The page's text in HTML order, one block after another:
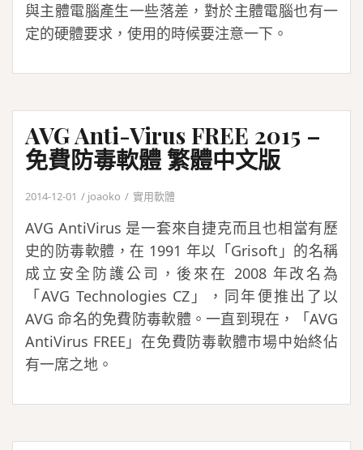
與主體電腦產生一些落差，對於主體電腦也有一
定的硬體要求，使用的時候要注意一下。
AVG Anti-Virus FREE 2015 –
免費防毒軟體 繁體中文版
2014-12-01 joaoko 實用軟體
AVG AntiVirus 是一套來自捷克而且也相當有歷
史的防毒軟體，在 1991 年以「Grisoft」的名稱
成立安全防護公司，後來在 2008 年改名為
「AVG Technologies CZ」，同年便推出了以
AVG 命名的免費防毒軟體。一直到現在，「AVG
AntiVirus FREE」在免費防毒軟體市場中始終佔
有一席之地。